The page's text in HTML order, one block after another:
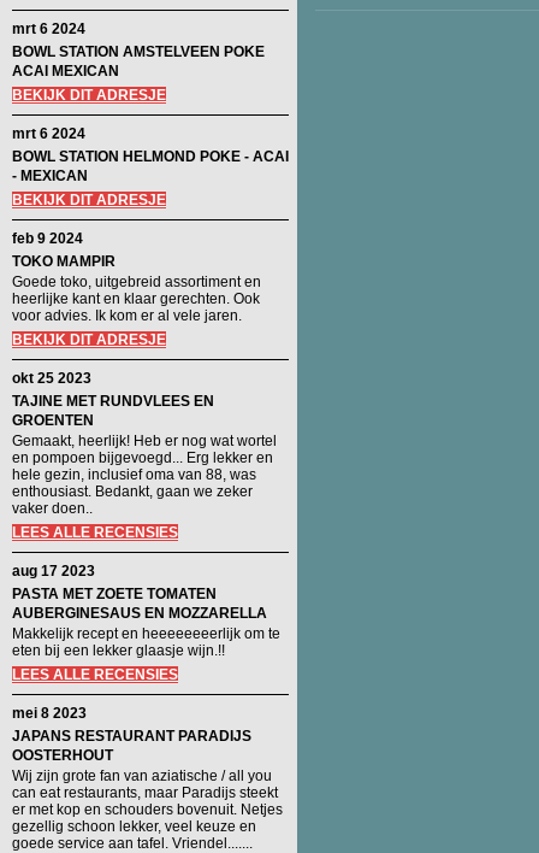
mrt 6 2024
BOWL STATION AMSTELVEEN POKE
ACAI MEXICAN
BEKIJK DIT ADRESJE
mrt 6 2024
BOWL STATION HELMOND POKE - ACAI
- MEXICAN
BEKIJK DIT ADRESJE
feb 9 2024
TOKO MAMPIR
Goede toko, uitgebreid assortiment en
heerlijke kant en klaar gerechten. Ook
voor advies. Ik kom er al vele jaren.
BEKIJK DIT ADRESJE
okt 25 2023
TAJINE MET RUNDVLEES EN
GROENTEN
Gemaakt, heerlijk! Heb er nog wat wortel
en pompoen bijgevoegd... Erg lekker en
hele gezin, inclusief oma van 88, was
enthousiast. Bedankt, gaan we zeker
vaker doen..
LEES ALLE RECENSIES
aug 17 2023
PASTA MET ZOETE TOMATEN
AUBERGINESAUS EN MOZZARELLA
Makkelijk recept en heeeeeeeerlijk om te
eten bij een lekker glaasje wijn.!!
LEES ALLE RECENSIES
mei 8 2023
JAPANS RESTAURANT PARADIJS
OOSTERHOUT
Wij zijn grote fan van aziatische / all you
can eat restaurants, maar Paradijs steekt
er met kop en schouders bovenuit. Netjes
gezellig schoon lekker, veel keuze en
goede service aan tafel. Vriendel.......